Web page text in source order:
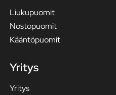
Liukupuomit
Nostopuomit
Kääntöpuomit
Yritys
Yritys